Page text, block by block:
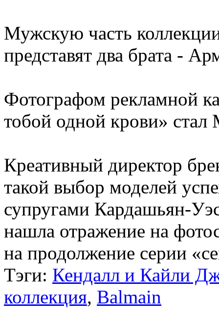
Мужскую часть
представят два брата -
Фотографом рекламной
тобой одной крови»
Креативный директор
такой выбор моделей
супругами Кардашьян-
нашла отражение на
на продолжение серии
Тэги: Кендалл и Кайли
коллекция, Balmain